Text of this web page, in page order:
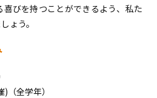
びを持つことができるよう、私た
ょう。
（全学年）